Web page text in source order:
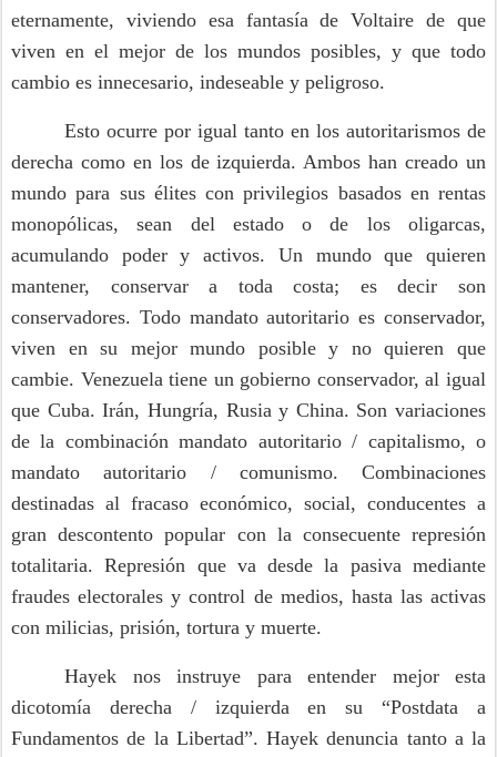
eternamente, viviendo esa fantasía de Voltaire de que
viven en el mejor de los mundos posibles, y que todo
cambio es innecesario, indeseable y peligroso.
Esto ocurre por igual tanto en los autoritarismos de
derecha como en los de izquierda. Ambos han creado un
mundo para sus élites con privilegios basados en rentas
monopólicas, sean del estado o de los oligarcas,
acumulando poder y activos. Un mundo que quieren
mantener, conservar a toda costa; es decir son
conservadores. Todo mandato autoritario es conservador,
viven en su mejor mundo posible y no quieren que
cambie. Venezuela tiene un gobierno conservador, al igual
que Cuba. Irán, Hungría, Rusia y China. Son variaciones
de la combinación mandato autoritario / capitalismo, o
mandato autoritario / comunismo. Combinaciones
destinadas al fracaso económico, social, conducentes a
gran descontento popular con la consecuente represión
totalitaria. Represión que va desde la pasiva mediante
fraudes electorales y control de medios, hasta las activas
con milicias, prisión, tortura y muerte.
Hayek nos instruye para entender mejor esta
dicotomía derecha / izquierda en su “Postdata a
Fundamentos de la Libertad”. Hayek denuncia tanto a la